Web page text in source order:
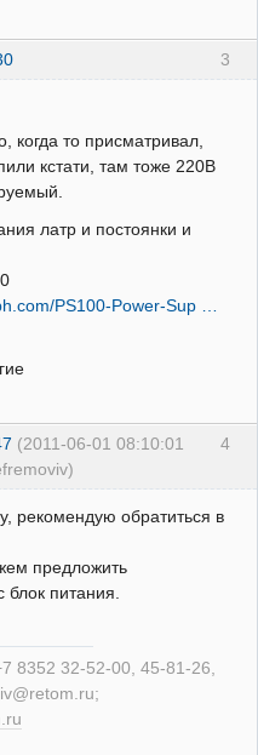
3
когда то присматривал,
кстати, там тоже 220В
латр и постоянки и
PS100-Power-Sup …
4
(2011-06-01 08:10:01
рекомендую обратиться в
предложить
питания.
8352 32-52-00, 45-81-26,